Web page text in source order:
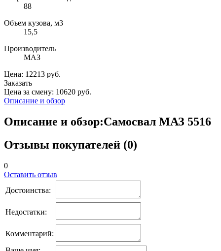
88
Объем кузова, м3
15,5
Производитель
МАЗ
Цена: 12213 руб.
Заказать
Цена за смену: 10620 руб.
Описание и обзор
Описание и обзор:Самосвал МАЗ 5516
Отзывы покупателей (0)
0
Оставить отзыв
Достоинства:
Недостатки:
Комментарий: